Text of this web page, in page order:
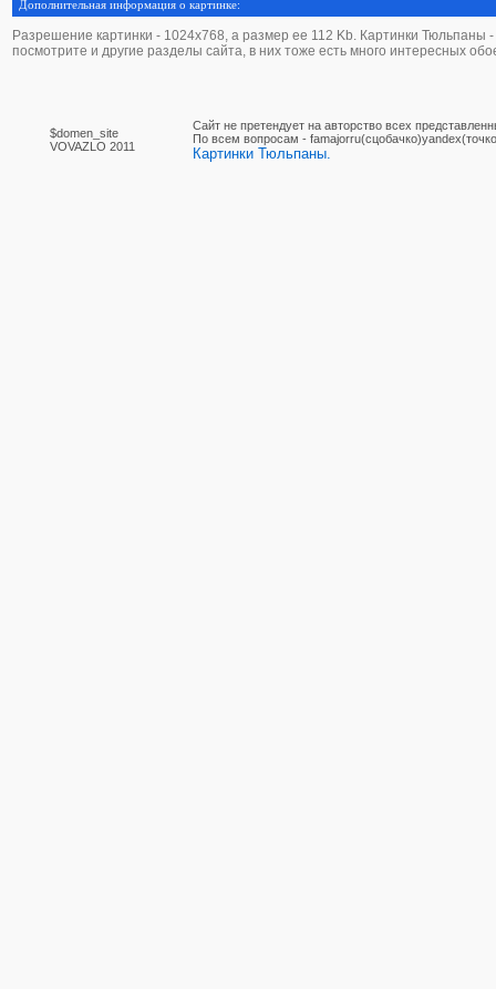
Дополнительная информация о картинке:
Разрешение картинки - 1024х768, а размер ее 112 Kb. Картинки Тюльпаны -
посмотрите и другие разделы сайта, в них тоже есть много интересных
$domen_site
VOVAZLO 2011
Сайт не претендует на авторство всех
По вcем вопросам -
Картинки Тюльпаны.